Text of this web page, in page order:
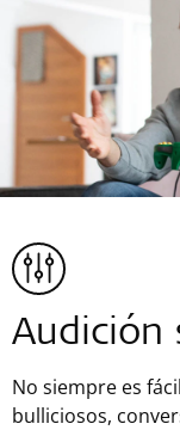
Audición
No siempre es
bulliciosos,